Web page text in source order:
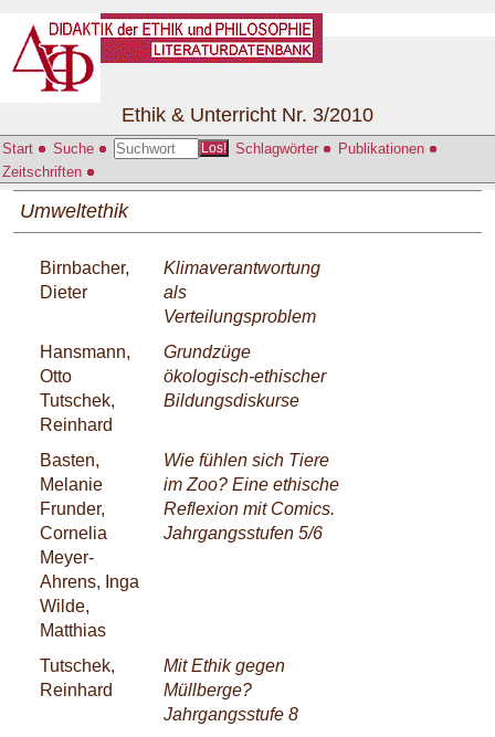
Start Suche Los! Schlagwörter
Publikationen
Zeitschriften
Ethik & Unterricht Nr. 3/2010
Umweltethik
Birnbacher,
Dieter
Klimaverantwortung
als
Verteilungsproblem
Hansmann,
Otto
Tutschek,
Reinhard
Grundzüge
ökologisch-ethischer
Bildungsdiskurse
Basten,
Melanie
Frunder,
Cornelia
Meyer-
Ahrens, Inga
Wilde,
Matthias
Wie fühlen sich Tiere
im Zoo? Eine ethische
Reflexion mit Comics.
Jahrgangsstufen 5/6
Tutschek,
Reinhard
Mit Ethik gegen
Müllberge?
Jahrgangsstufe 8